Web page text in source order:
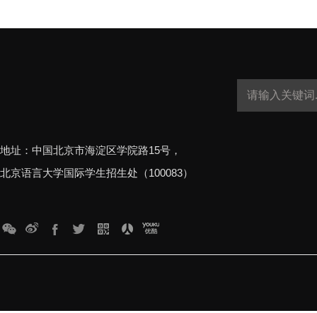
地址：中国北京市海淀区学院路15号，
北京语言大学国际学生招生处（100083）